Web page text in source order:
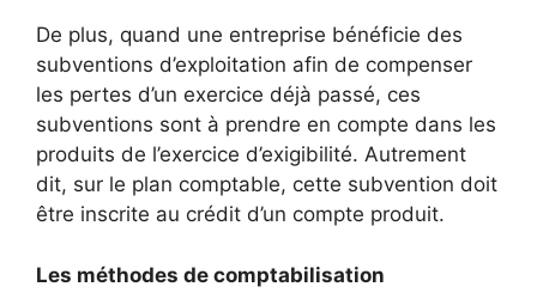
De plus, quand une entreprise bénéficie des
subventions d’exploitation afin de compenser
les pertes d’un exercice déjà passé, ces
subventions sont à prendre en compte dans les
produits de l’exercice d’exigibilité. Autrement
dit, sur le plan comptable, cette subvention doit
être inscrite au crédit d’un compte produit.
Les méthodes de comptabilisation